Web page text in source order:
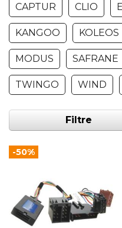
CAPTUR CLIO
KANGOO KOLEOS
MODUS SAFRANE
TWINGO WIND
Filtre
-50%